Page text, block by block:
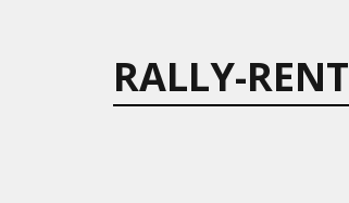
RALLY-RENT